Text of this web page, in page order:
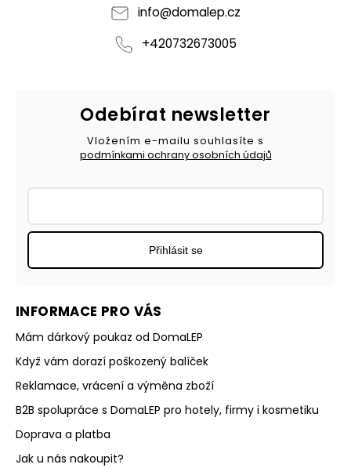
info@domalep.cz
+420732673005
INFORMACE PRO VÁS
Mám dárkový poukaz od DomaLEP
Když vám dorazí poškozený balíček
Reklamace, vrácení a výměna zboží
B2B spolupráce s DomaLEP pro hotely, firmy i kosmetiku
Doprava a platba
Jak u nás nakoupit?
Odebírat newsletter
Vložením e-mailu souhlasíte s
podmínkami ochrany osobních údajů
Přihlásit se